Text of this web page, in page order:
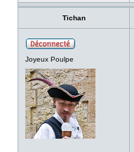
Tichan
Joyeux Poulpe